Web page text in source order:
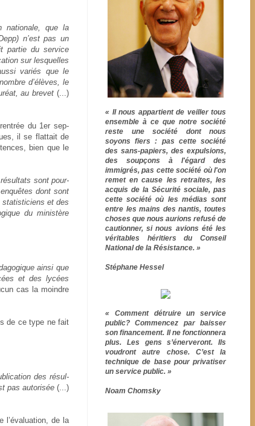
nationale, que la
n’est pas un
partie du service
sur lesquelles
variés que le
d’élèves, le
au brevet (...)
du 1er sep­
il se flattait de
bien que le
sont pour­
dont sont
et des
du minis­tère
ainsi que
et des lycées
cas la moindre
de ce type ne fait
des résul­
pas auto­ri­sée (...)
l’évaluation, de la
« Il nous appartient de veiller tous
ensemble à ce que notre société
reste une société dont nous
soyons fiers : pas cette société
des sans-papiers, des expulsions,
des soupçons à l'égard des
immigrés, pas cette société où l'on
remet en cause les retraites, les
acquis de la Sécurité sociale, pas
cette société où les médias sont
entre les mains des nantis, toutes
choses que nous aurions refusé de
cautionner, si nous avions été les
véritables héritiers du Conseil
National de la Résistance. »
Stéphane Hessel
« Comment détruire un service
public? Commencez par baisser
son financement. Il ne fonctionnera
plus. Les gens s’énerveront. Ils
voudront autre chose. C’est la
technique de base pour privatiser
un service public. »
Noam Chomsky